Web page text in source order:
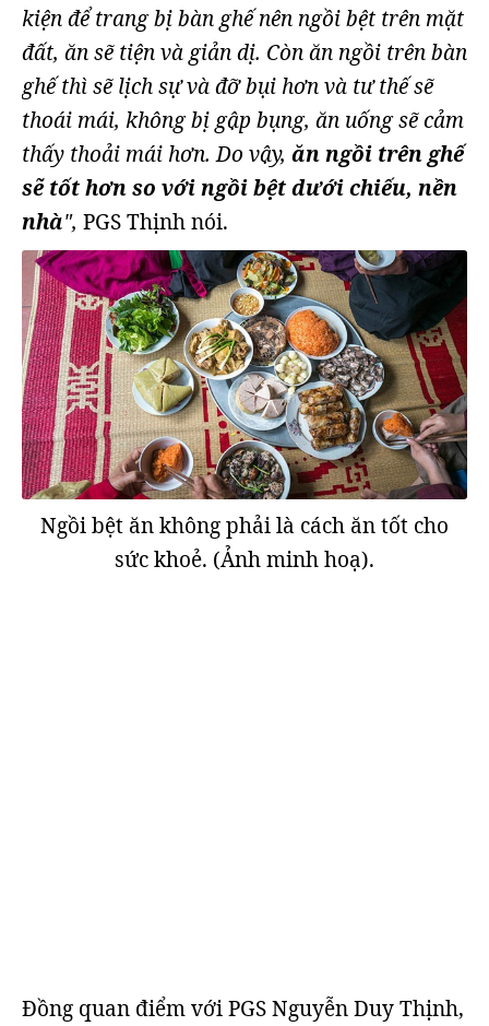
kiện để trang bị bàn ghế nên ngồi bệt trên mặt
đất, ăn sẽ tiện và giản dị. Còn ăn ngồi trên bàn
ghế thì sẽ lịch sự và đỡ bụi hơn và tư thế sẽ
thoái mái, không bị gập bụng, ăn uống sẽ cảm
thấy thoải mái hơn. Do vậy, ăn ngồi trên ghế
sẽ tốt hơn so với ngồi bệt dưới chiếu, nền
nhà", PGS Thịnh nói.
Ngồi bệt ăn không phải là cách ăn tốt cho
sức khoẻ. (Ảnh minh hoạ).
Đồng quan điểm với PGS Nguyễn Duy Thịnh,